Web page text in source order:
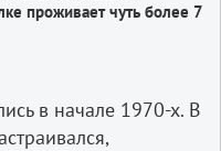
проживает чуть более 7
в начале 1970-х. В